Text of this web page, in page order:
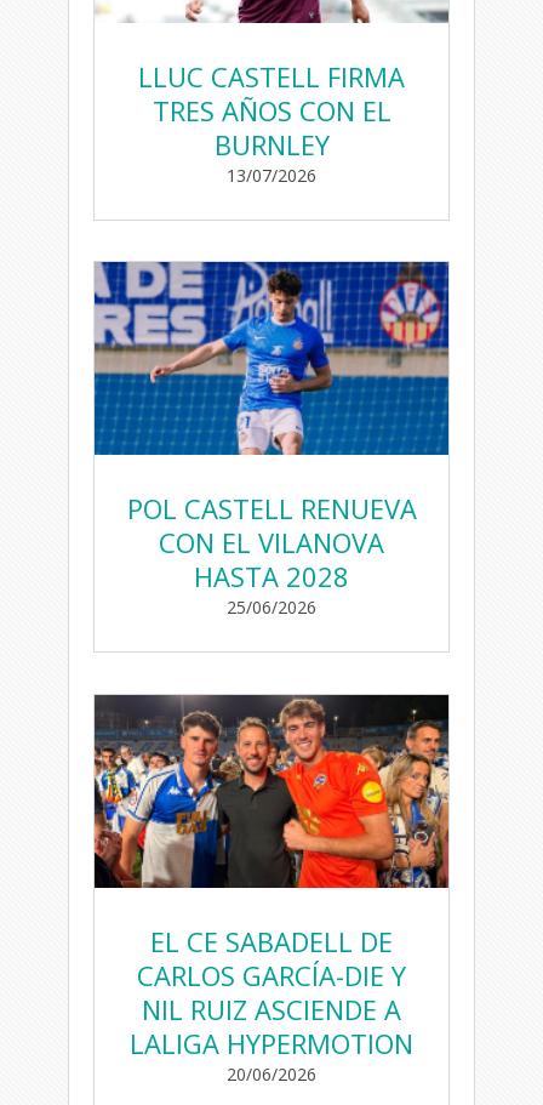
LLUC CASTELL FIRMA
TRES AÑOS CON EL
BURNLEY
13/07/2026
POL CASTELL RENUEVA
CON EL VILANOVA
HASTA 2028
25/06/2026
EL CE SABADELL DE
CARLOS GARCÍA-DIE Y
NIL RUIZ ASCIENDE A
LALIGA HYPERMOTION
20/06/2026